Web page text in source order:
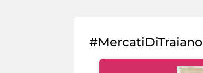
#MercatiDiTraiano